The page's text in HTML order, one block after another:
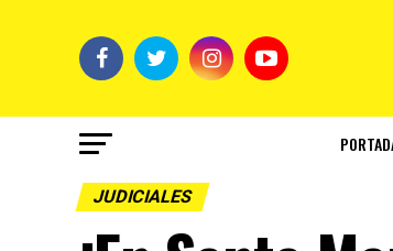
JUDICIALES